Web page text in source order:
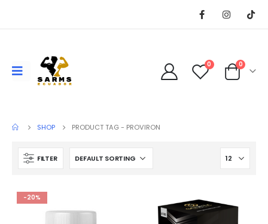
0 0
SHOP PRODUCT TAG - PROVIRON
FILTER
-20%